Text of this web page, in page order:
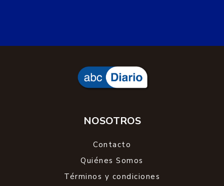
NOSOTROS
Contacto
Quiénes Somos
Términos y condiciones